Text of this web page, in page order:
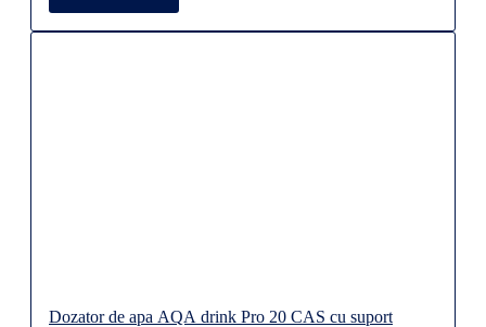
Dozator de apa AQA drink Pro 20 CAS cu suport